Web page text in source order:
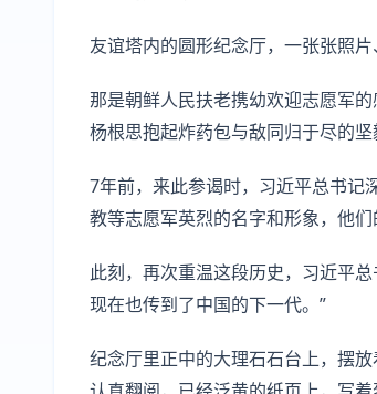
友谊塔内的圆形纪念厅，一张张照
那是朝鲜人民扶老携幼欢迎志愿军
杨根思抱起炸药包与敌同归于尽的
7年前，来此参谒时，习近平总书记
教等志愿军英烈的名字和形象，他们
此刻，再次重温这段历史，习近平
现在也传到了中国的下一代。”
纪念厅里正中的大理石石台上，摆